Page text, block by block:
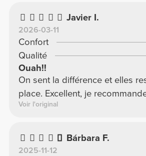
Javier I.
2026-03-11
Confort
Qualité
Ouah!!
On sent la différence et elles
place. Excellent, je
Voir l'original
Bárbara F.
2025-11-12